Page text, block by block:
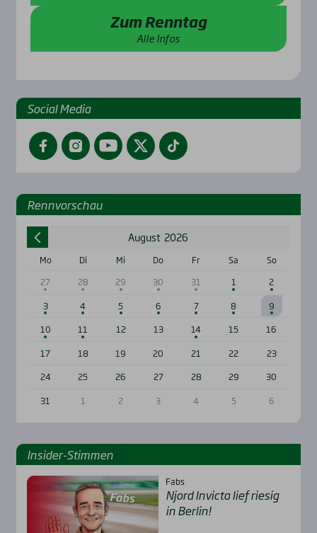
Zum Renntag
Alle Infos
Social Media
FacebookInstagramYouTubeTwitterTikTok
Renn­vor­schau
August 2026
Mo Di Mi Do Fr Sa
So
27
28 29 30 31 1
2
3
4 5 6 7 8
9
10
11 12 13 14 15
16
17
18 19 20 21 22
23
24
25 26 27 28 29
30
31
1 2 3 4 5 6
Insi­der-Stim­men
Fabs
Njord Invic­ta lief rie­sig
in Ber­lin!